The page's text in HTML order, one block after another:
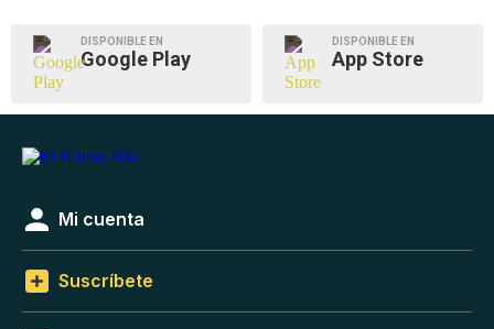
DISPONIBLE EN
Google Play
DISPONIBLE EN
App Store
Mi cuenta
Suscríbete